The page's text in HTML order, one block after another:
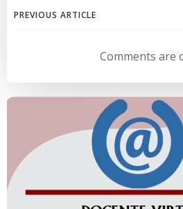
Navegación
entradas
PREVIOUS ARTICLE
Comments are